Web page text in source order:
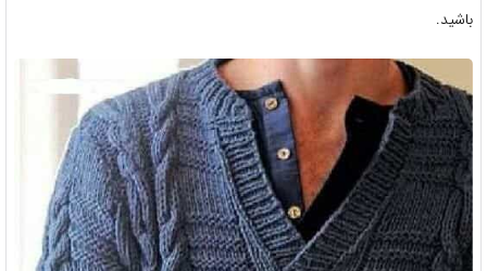
باشید.